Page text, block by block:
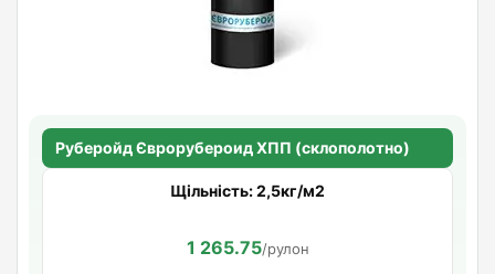
Руберойд Єврорубероид ХПП (склополотно)
Щільність: 2,5кг/м2
1 265.75/рулон